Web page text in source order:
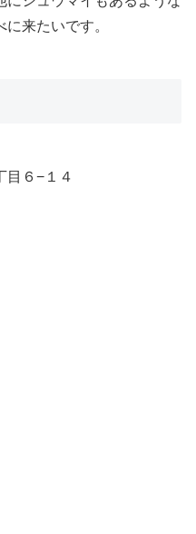
来たいです。
６−１４